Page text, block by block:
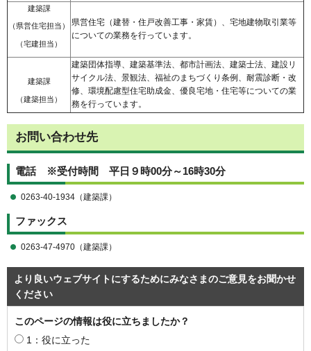
建築課
（県営住宅担当）
（宅建担当）
県営住宅（建替・住戸改善工事・家賃）、宅地建物取引業等
についての業務を行っています。
建築課
（建築担当）
建築団体指導、建築基準法、都市計画法、建築士法、建設リ
サイクル法、景観法、福祉のまちづくり条例、耐震診断・改
修、環境配慮型住宅助成金、優良宅地・住宅等についての業
務を行っています。
お問い合わせ先
電話 ※受付時間 平日９時00分～16時30分
0263-40-1934（建築課）
ファックス
0263-47-4970（建築課）
より良いウェブサイトにするためにみなさまのご意見をお聞かせ
ください
このページの情報は役に立ちましたか？
1：役に立った